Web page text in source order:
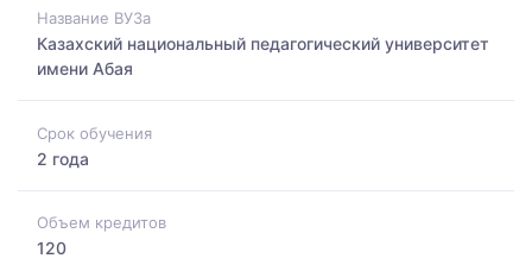
Название ВУЗа
Казахский национальный педагогический университет
имени Абая
Срок обучения
2 года
Объем кредитов
120